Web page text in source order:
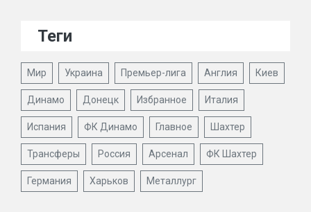
Теги
Мир Украина Премьер-лига Англия Киев
Динамо Донецк Избранное Италия
Испания ФК Динамо Главное Шахтер
Трансферы Россия Арсенал ФК Шахтер
Германия Харьков Металлург